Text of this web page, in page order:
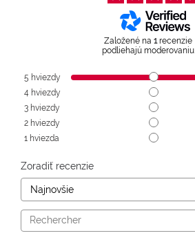
Založené na 1 recenzie
podliehajú moderovaniu
5 hviezdy
4 hviezdy
3 hviezdy
2 hviezdy
1 hviezda
Zoradiť recenzie